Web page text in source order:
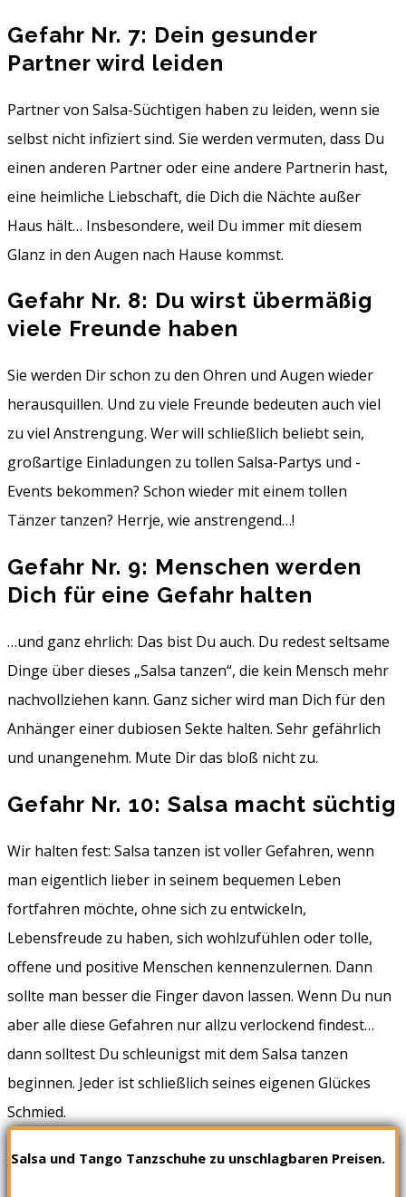
Gefahr Nr. 7: Dein gesunder
Partner wird leiden
Partner von Salsa-Süchtigen haben zu leiden, wenn sie
selbst nicht infiziert sind. Sie werden vermuten, dass Du
einen anderen Partner oder eine andere Partnerin hast,
eine heimliche Liebschaft, die Dich die Nächte außer
Haus hält… Insbesondere, weil Du immer mit diesem
Glanz in den Augen nach Hause kommst.
Gefahr Nr. 8: Du wirst übermäßig
viele Freunde haben
Sie werden Dir schon zu den Ohren und Augen wieder
herausquillen. Und zu viele Freunde bedeuten auch viel
zu viel Anstrengung. Wer will schließlich beliebt sein,
großartige Einladungen zu tollen Salsa-Partys und -
Events bekommen? Schon wieder mit einem tollen
Tänzer tanzen? Herrje, wie anstrengend…!
Gefahr Nr. 9: Menschen werden
Dich für eine Gefahr halten
…und ganz ehrlich: Das bist Du auch. Du redest seltsame
Dinge über dieses „Salsa tanzen“, die kein Mensch mehr
nachvollziehen kann. Ganz sicher wird man Dich für den
Anhänger einer dubiosen Sekte halten. Sehr gefährlich
und unangenehm. Mute Dir das bloß nicht zu.
Gefahr Nr. 10: Salsa macht süchtig
Wir halten fest: Salsa tanzen ist voller Gefahren, wenn
man eigentlich lieber in seinem bequemen Leben
fortfahren möchte, ohne sich zu entwickeln,
Lebensfreude zu haben, sich wohlzufühlen oder tolle,
offene und positive Menschen kennenzulernen. Dann
sollte man besser die Finger davon lassen. Wenn Du nun
aber alle diese Gefahren nur allzu verlockend findest…
dann solltest Du schleunigst mit dem Salsa tanzen
beginnen. Jeder ist schließlich seines eigenen Glückes
Schmied.
Salsa und Tango Tanzschuhe zu unschlagbaren Preisen.